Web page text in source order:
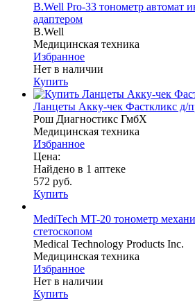
B.Well Pro-33 тонометр автомат
адаптером
B.Well
Медицинская техника
Избранное
Нет в наличии
Купить
Ланцеты Акку-чек Фасткликс д/
Рош Диагностикс ГмбХ
Медицинская техника
Избранное
Цена:
Найдено в 1 аптеке
572 руб.
Купить
MediTech MT-20 тонометр
стетоскопом
Medical Technology Products Inc.
Медицинская техника
Избранное
Нет в наличии
Купить